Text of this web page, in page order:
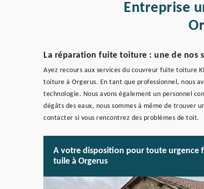
Entreprise
La réparation fuite toiture : une de nos
Ayez recours aux services du couvreur fuite toiture
toiture à Orgerus. En tant que professionnel, nous
technologie. Nous avons également un personnel
dégâts des eaux, nous sommes à même de trouver
contacter si vous rencontrez des problèmes de toit.
A votre disposition pour toute urgence
tuile à Orgerus